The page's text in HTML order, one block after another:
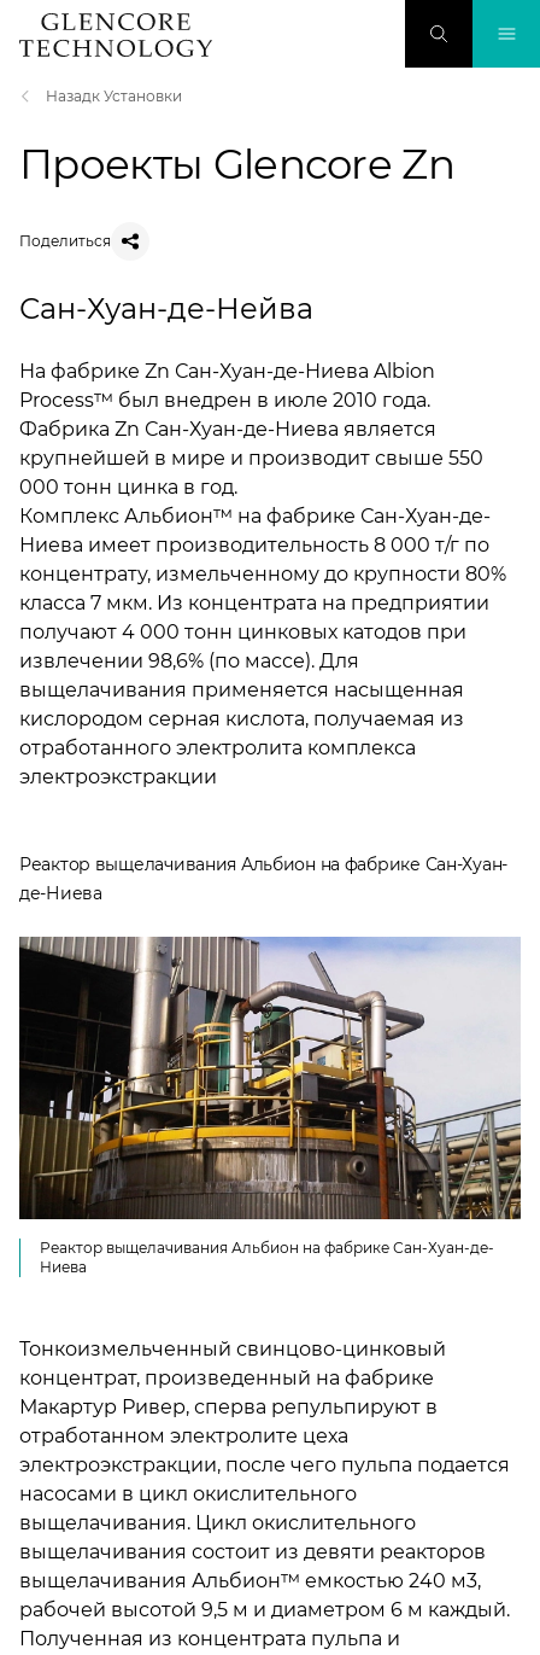
Назадк Установки
Проекты Glencore Zn
Поделиться
Сан-Хуан-де-Нейва
На фабрике Zn Сан-Хуан-де-Ниева Albion
Process™ был внедрен в июле 2010 года.
Фабрика Zn Сан-Хуан-де-Ниева является
крупнейшей в мире и производит свыше 550
000 тонн цинка в год.
Комплекс Альбион™ на фабрике Сан-Хуан-де-
Ниева имеет производительность 8 000 т/г по
концентрату, измельченному до крупности 80%
класса 7 мкм. Из концентрата на предприятии
получают 4 000 тонн цинковых катодов при
извлечении 98,6% (по массе). Для
выщелачивания применяется насыщенная
кислородом серная кислота, получаемая из
отработанного электролита комплекса
электроэкстракции
Реактор выщелачивания Альбион на фабрике Сан-Хуан-
де-Ниева
Реактор выщелачивания Альбион на фабрике Сан-Хуан-де-
Ниева
Тонкоизмельченный свинцово-цинковый
концентрат, произведенный на фабрике
Макартур Ривер, сперва репульпируют в
отработанном электролите цеха
электроэкстракции, после чего пульпа подается
насосами в цикл окислительного
выщелачивания. Цикл окислительного
выщелачивания состоит из девяти реакторов
выщелачивания Альбион™ емкостью 240 м3,
рабочей высотой 9,5 м и диаметром 6 м каждый.
Полученная из концентрата пульпа и